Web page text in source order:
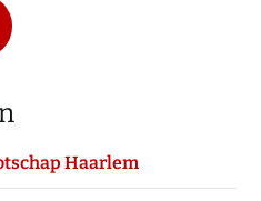
Haarlem